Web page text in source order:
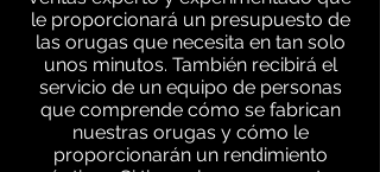
le proporcionará un presupuesto de
las orugas que necesita en tan solo
unos minutos. También recibirá el
servicio de un equipo de personas
que comprende cómo se fabrican
nuestras orugas y cómo le
proporcionarán un rendimiento